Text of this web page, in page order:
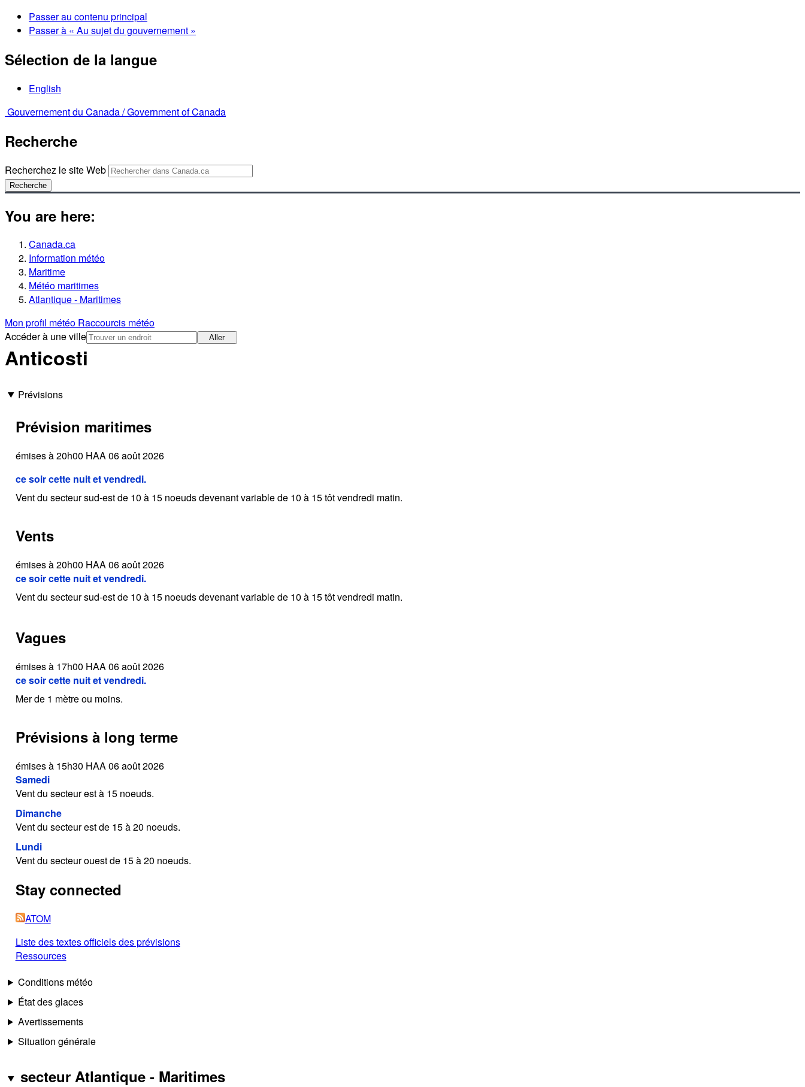
Passer au contenu principal
Passer à « Au sujet du gouvernement »
Sélection de la langue
English
Gouvernement du Canada /Government of Canada
Recherche
Recherchez le site Web
Recherche
You are here:
Canada.ca
Information météo
Maritime
Météo maritimes
Atlantique - Maritimes
Mon profil météo Raccourcis météo
Accéder à une ville
Aller
Anticosti
Prévisions
Prévision maritimes
émises à 20h00 HAA 06 août 2026
ce soir cette nuit et vendredi.
Vent du secteur sud-est de 10 à 15 noeuds devenant variable de 10 à 15 tôt vendredi matin.
Vents
émises à 20h00 HAA 06 août 2026
ce soir cette nuit et vendredi.
Vent du secteur sud-est de 10 à 15 noeuds devenant variable de 10 à 15 tôt vendredi matin.
Vagues
émises à 17h00 HAA 06 août 2026
ce soir cette nuit et vendredi.
Mer de 1 mètre ou moins.
Prévisions à long terme
émises à 15h30 HAA 06 août 2026
Samedi
Vent du secteur est à 15 noeuds.
Dimanche
Vent du secteur est de 15 à 20 noeuds.
Lundi
Vent du secteur ouest de 15 à 20 noeuds.
Stay connected
ATOM
Liste des textes officiels des prévisions
Ressources
Conditions météo
État des glaces
Avertissements
Situation générale
secteur Atlantique - Maritimes